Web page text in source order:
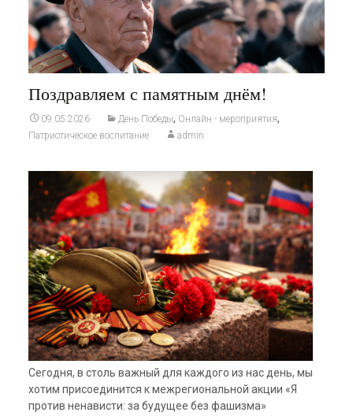
Поздравляем с памятным днём!
09.05.2026 День Победы, Онлайн - мероприятия,
Патриотическое воспитание admin
Сегодня, в столь важный для каждого из нас день, мы
хотим присоединится к межрегиональной акции «Я
против ненависти: за будущее без фашизма»